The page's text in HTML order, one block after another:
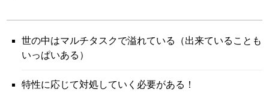
世の中はマルチタスクで溢れている（出来ていることも
いっぱいある）
特性に応じて対処していく必要がある！